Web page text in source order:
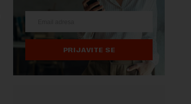
PRIJAVITE SE